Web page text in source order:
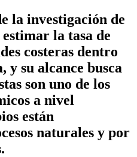
la investigación de
la tasa de
costeras dentro
y su alcance busca
son uno de los
a nivel
están
naturales y por